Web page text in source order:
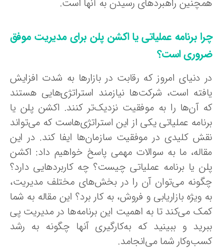
راهبردهای رسیدن به آنها است.
برنامه عملیاتی یا اکشن پلن برای مدیریت موفق
است؟
دنیای امروز که رقابت در بازارها به شدت افزایش
است، شرکت‌ها نیازمند استراتژی‌هایی هستند
آن‌ها را به موفقیت نزدیک‌تر کنند. اکشن پلن یا
عملیاتی یکی از این استراتژی‌هاست که می‌تواند
کلیدی در موفقیت سازمان‌ها ایفا کند. در این
ما به سوالات مهمی پاسخ خواهیم داد: اکشن
یا برنامه عملیاتی چیست؟ چه کاربردهایی دارد؟
می‌توان آن را در بخش‌های مختلف مدیریت،
ویژه بازاریابی و فروش، به کار برد؟ این مقاله به شما
می‌کند تا به اهمیت این برنامه‌ها در مدیریت پی
و ببینید که به‌کارگیری آنها چگونه به رشد
شما می‌انجامد.